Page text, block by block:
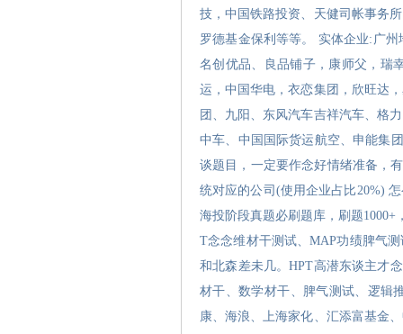
技，中国铁路投资、天健司帐事务
罗德基金保利等等。 实体企业:广
名创优品、良品铺子，康师父，瑞
运，中国华电，衣恋集团，欣旺达
团、九阳、东风汽车吉祥汽车、格
中车、中国国际货运航空、申能集
谈题目，一定要作念好情绪准备，
统对应的公司(使用企业占比20%)
海投阶段真题必刷题库，刷题
T念念维材干测试、MAP功绩脾气
和北森差未几。HPT高潜东谈主才
材干、数学材干、脾气测试、逻辑
康、海浪、上海家化、汇添富基金